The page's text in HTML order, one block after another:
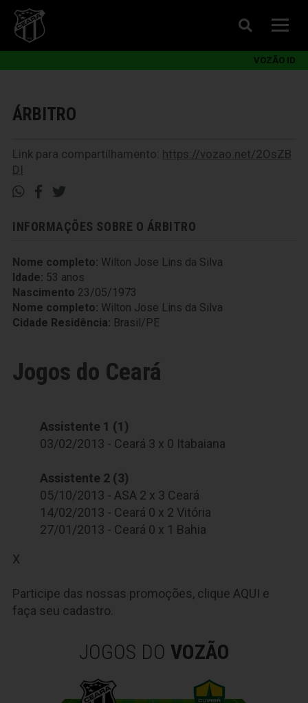
VOZÃO ID
ÁRBITRO
Link para compartilhamento: https://vozao.net/2OsZB
DI
INFORMAÇÕES SOBRE O ÁRBITRO
Nome completo: Wilton Jose Lins da Silva
Idade: 53 anos
Nascimento 23/05/1973
Nome completo: Wilton Jose Lins da Silva
Cidade Residência: Brasil/PE
Jogos do Ceará
Assistente 1 (1)
03/02/2013 - Ceará 3 x 0 Itabaiana
Assistente 2 (3)
05/10/2013 - ASA 2 x 3 Ceará
14/02/2013 - Ceará 0 x 2 Vitória
27/01/2013 - Ceará 0 x 1 Bahia
X
Participe das nossas promoções, clique AQUI e
faça seu cadastro.
JOGOS DO VOZÃO